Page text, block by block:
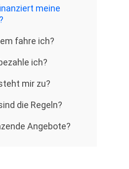
meine
fahre ich?
ich?
mir zu?
die Regeln?
Angebote?